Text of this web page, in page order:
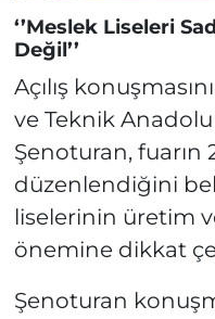
‘’Meslek Liseleri
Değil’’
Açılış
ve Teknik
Şenoturan, fuarın
düzenlendiğini
liselerinin üretim
önemine dikkat
Şenoturan